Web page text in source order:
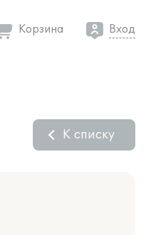
Корзина Вход
К списку